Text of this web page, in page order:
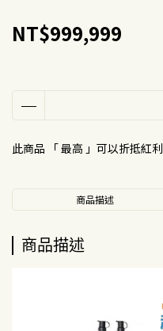
NT$999,999
此商品 「 最高 」可以折抵紅利
商品描述
商品描述